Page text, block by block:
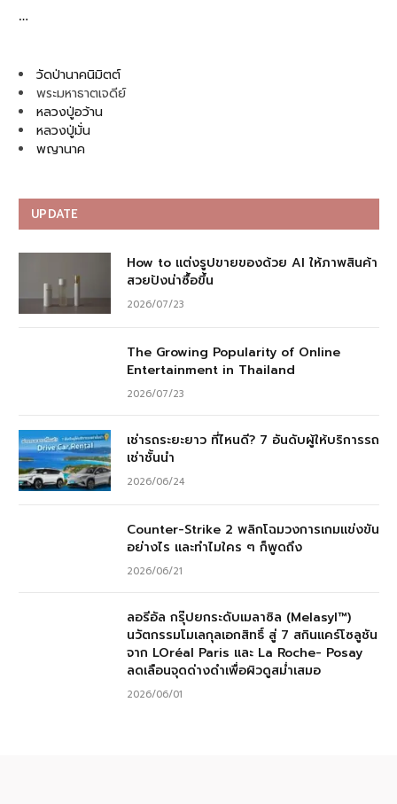
…
วัดป่านาคนิมิตต์
พระมหาธาตเจดีย์
หลวงปู่อว้าน
หลวงปู่มั่น
พญานาค
UPDATE
How to แต่งรูปขายของด้วย AI ให้ภาพสินค้า
สวยปังน่าซื้อขึ้น
2026/07/23
The Growing Popularity of Online
Entertainment in Thailand
2026/07/23
เช่ารถระยะยาว ที่ไหนดี? 7 อันดับผู้ให้บริการรถ
เช่าชั้นนำ
2026/06/24
Counter-Strike 2 พลิกโฉมวงการเกมแข่งขัน
อย่างไร และทำไมใคร ๆ ก็พูดถึง
2026/06/21
ลอรีอัล กรุ๊ปยกระดับเมลาซิล (Melasyl™)
นวัตกรรมโมเลกุลเอกสิทธิ์ สู่ 7 สกินแคร์โซลูชัน
จาก LOréal Paris และ La Roche- Posay
ลดเลือนจุดด่างดำเพื่อผิวดูสม่ำเสมอ
2026/06/01